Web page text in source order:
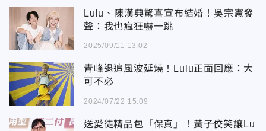
Lulu、陳漢典驚喜宣布結婚！吳宗憲發
聲：我也瘋狂嚇一跳
2025/09/11 13:02
青峰退追風波延燒！Lulu正面回應：大
可不必
2024/07/22 15:09
送愛徒精品包「保真」！黃子佼笑讓Lu